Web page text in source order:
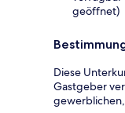
geöffnet)
Diese
Gastgeber